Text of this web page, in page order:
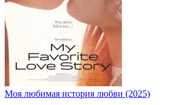
Моя любимая история любви (2025)